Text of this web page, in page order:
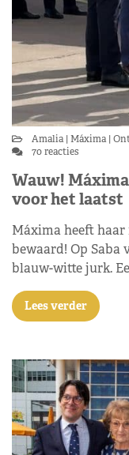
Amalia Máxima
70 reacties
Wauw!
voor het laatst
Máxima heeft
bewaard! Op Saba
blauw-witte jurk.
Lees verder